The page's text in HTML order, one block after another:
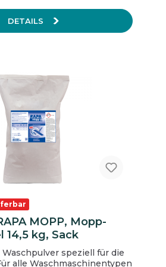
Hautfette,
und Kalkseife
dadurch Verkürzung der
säurefeste Fliesen,
ISO 2722 unter normalen
geprüft und
für Anwendung
geeignet
DETAILS
MOPP, Mopp-
kg, Sack
speziell für die
alle Waschmaschinentypen